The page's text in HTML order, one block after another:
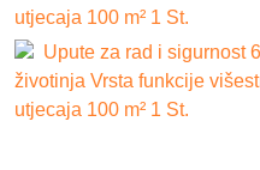
utjecaja 100 m² 1 St.
Upute za rad i sigurnost
životinja Vrsta funkcije
utjecaja 100 m² 1 St.